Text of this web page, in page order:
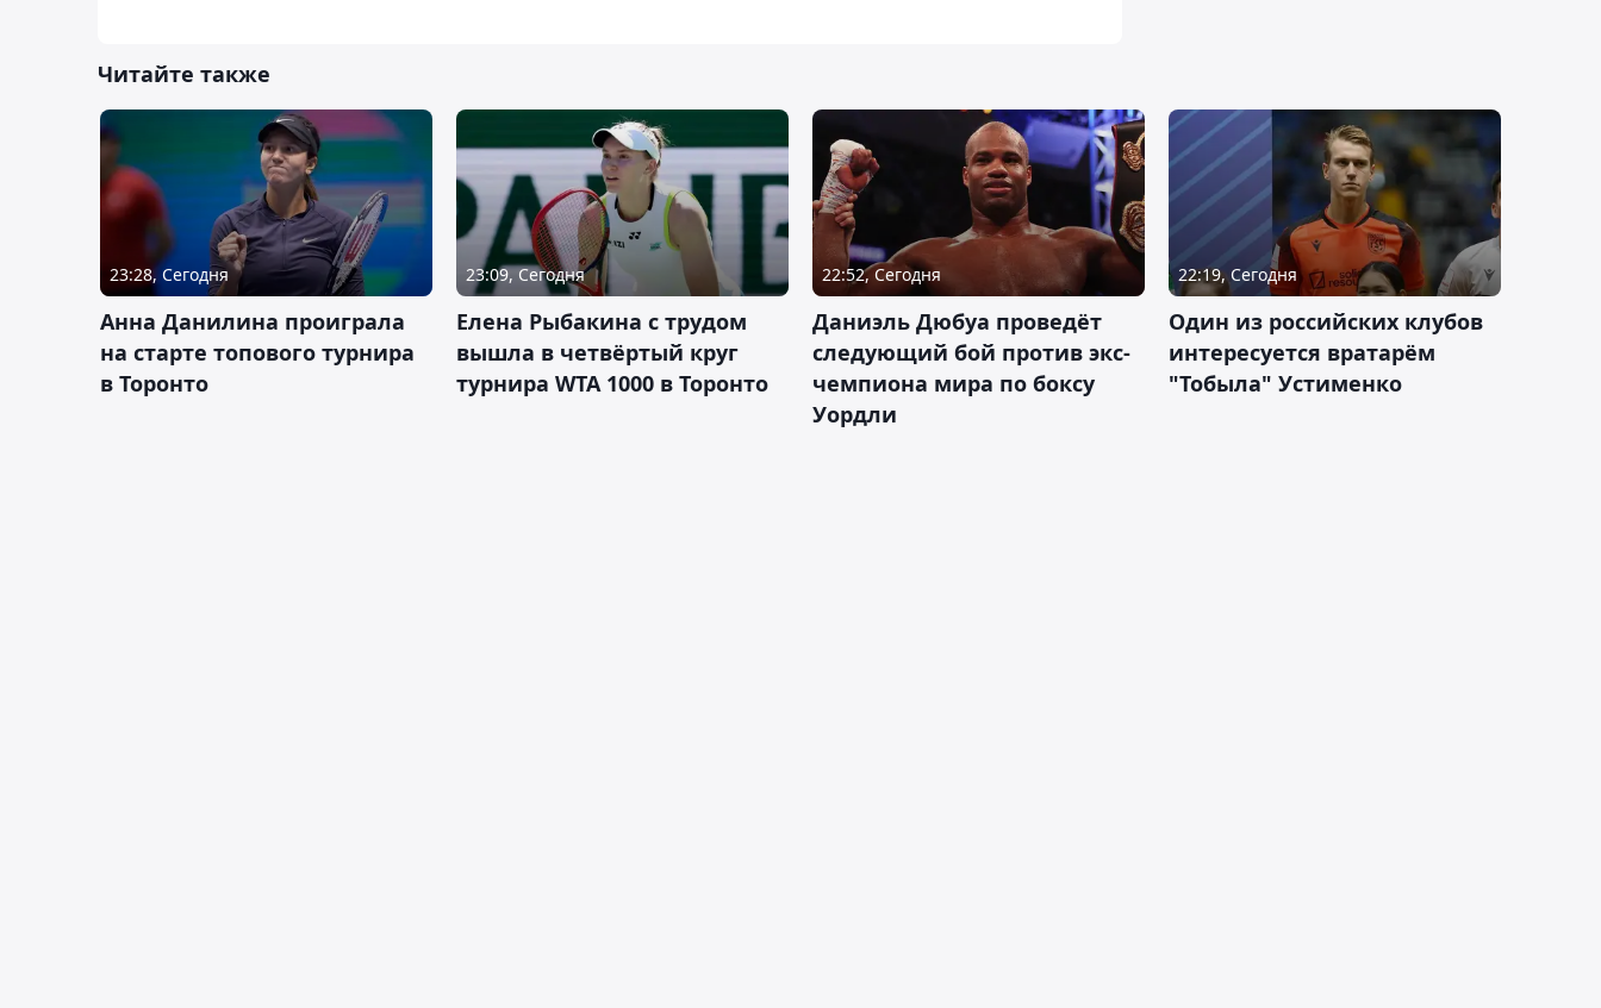
Читайте также
23:28, Сегодня
Анна Данилина проиграла
на старте топового турнира
в Торонто
23:09, Сегодня
Елена Рыбакина с трудом
вышла в четвёртый круг
турнира WTA 1000 в Торонто
22:52, Сегодня
Даниэль Дюбуа проведёт
следующий бой против экс-
чемпиона мира по боксу
Уордли
22:19, Сегодня
Один из российских клубов
интересуется вратарём
"Тобыла" Устименко